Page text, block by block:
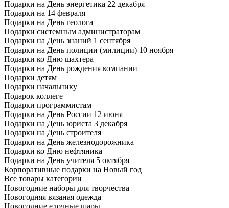
Подарки на День энергетика 22 декабря
Подарки на 14 февраля
Подарки на День геолога
Подарки системным администраторам
Подарки на День знаний 1 сентября
Подарки на День полиции (милиции) 10 ноября
Подарки ко Дню шахтера
Подарки на День рождения компании
Подарки детям
Подарки начальнику
Подарок коллеге
Подарки программистам
Подарки на День России 12 июня
Подарки на День юриста 3 декабря
Подарки на День строителя
Подарки на День железнодорожника
Подарки ко Дню нефтяника
Подарки на День учителя 5 октября
Корпоративные подарки на Новый год
Все товары категории
Новогодние наборы для творчества
Новогодняя вязаная одежда
Новогодние елочные шары